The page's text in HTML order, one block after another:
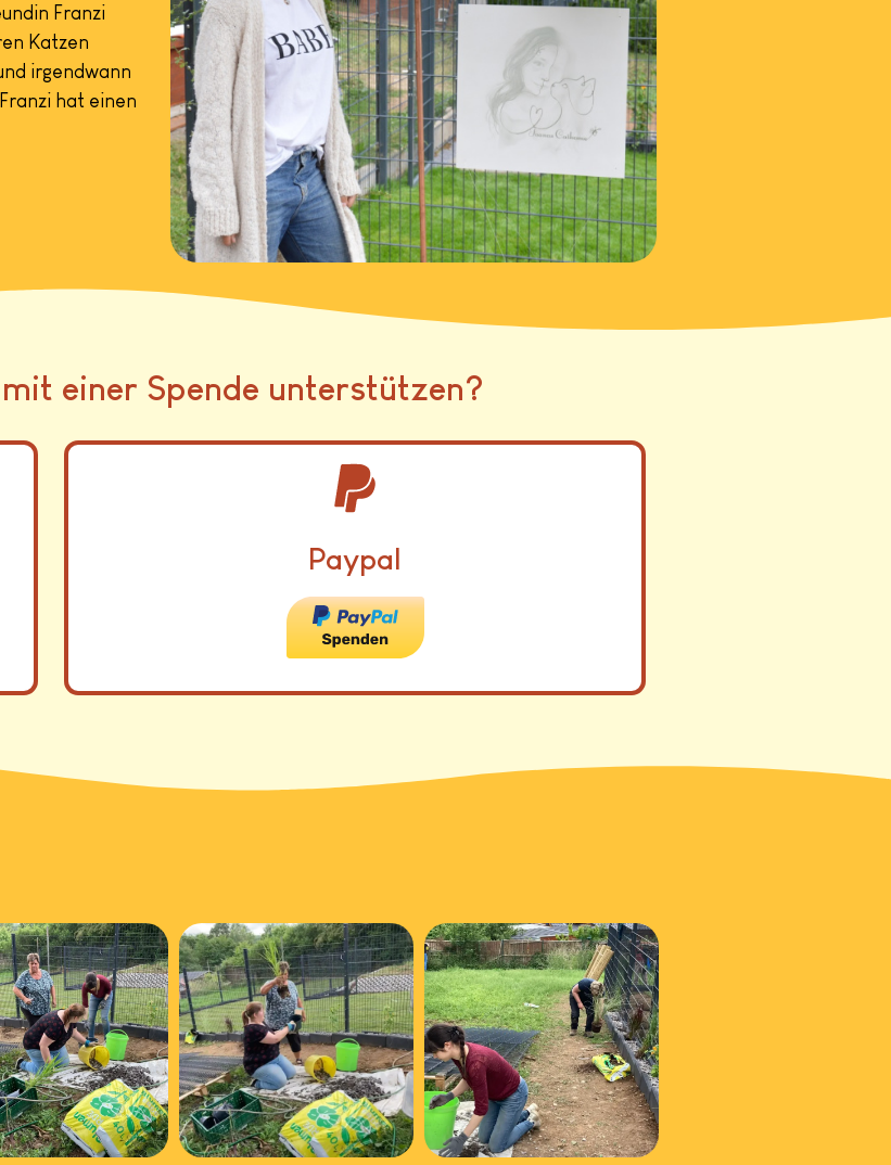
Franzi
Katzen
irgendwann
hat einen
einer Spende unterstützen?
Paypal